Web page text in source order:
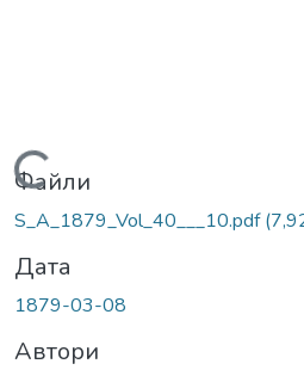
Вантажиться...
Файли
S_A_1879_Vol_40___10.pdf
Дата
1879-03-08
Автори